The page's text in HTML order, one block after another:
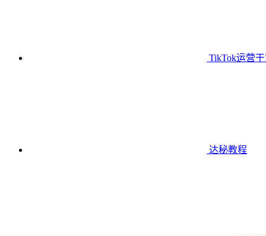
TikTok运营
达秘教程